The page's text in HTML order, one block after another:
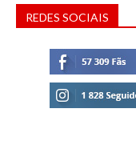
REDES SOCIAIS